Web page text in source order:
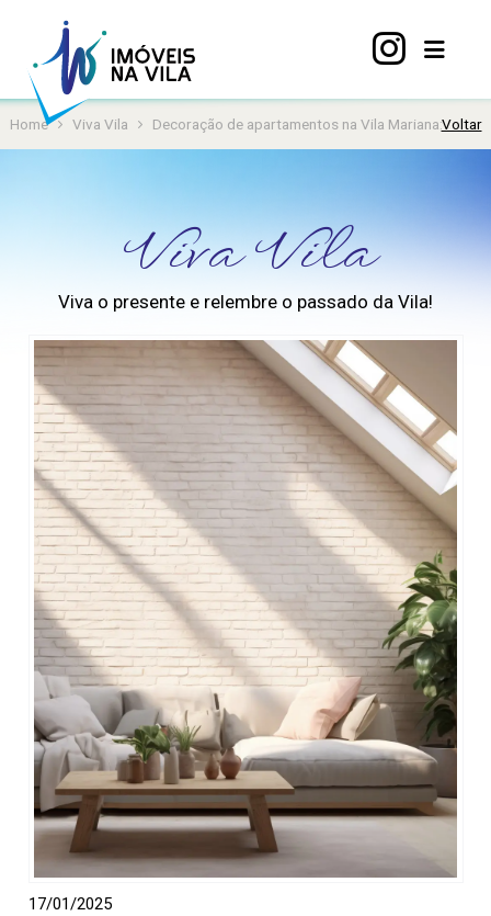
Home
Sobre
nós
Contato
Home Viva Vila Decoração de apartamentos na Vila Mariana: dicas
Voltar
Viva Vila
Viva o presente e relembre o passado da Vila!
17/01/2025